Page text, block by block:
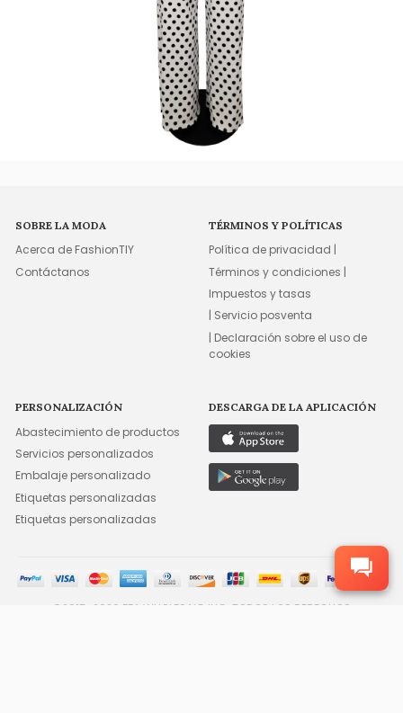
SOBRE LA MODA
Acerca de FashionTIY
Contáctanos
TÉRMINOS Y POLÍTICAS
Política de privacidad |
Términos y condiciones |
Impuestos y tasas
| Servicio posventa
| Declaración sobre el uso de
cookies
PERSONALIZACIÓN
Abastecimiento de productos
Servicios personalizados
Embalaje personalizado
Etiquetas personalizadas
Etiquetas personalizadas
DESCARGA DE LA APLICACIÓN
©2015-2026 FFA WHOLESALE, INC. TODOS LOS DERECHOS